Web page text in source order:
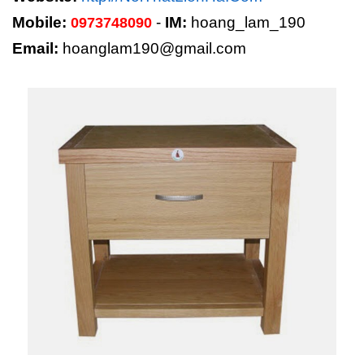
Mobile: 0973748090 - IM: hoang_lam_190
Email: hoanglam190@gmail.com